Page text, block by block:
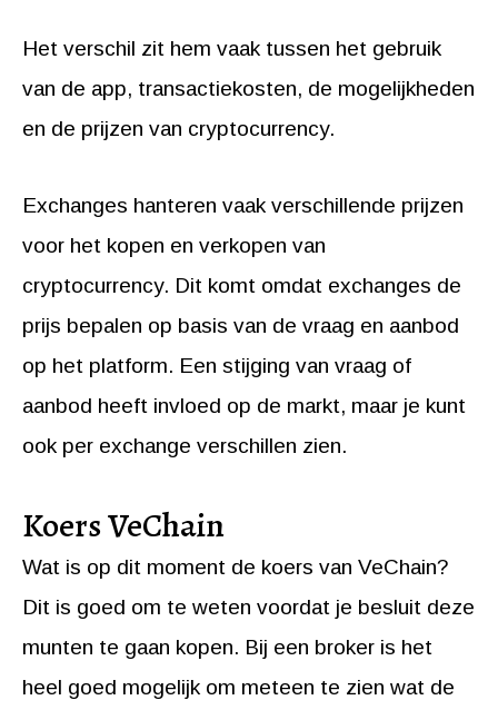
Het verschil zit hem vaak tussen het gebruik
van de app, transactiekosten, de mogelijkheden
en de prijzen van cryptocurrency.
Exchanges hanteren vaak verschillende prijzen
voor het kopen en verkopen van
cryptocurrency. Dit komt omdat exchanges de
prijs bepalen op basis van de vraag en aanbod
op het platform. Een stijging van vraag of
aanbod heeft invloed op de markt, maar je kunt
ook per exchange verschillen zien.
Koers VeChain
Wat is op dit moment de koers van VeChain?
Dit is goed om te weten voordat je besluit deze
munten te gaan kopen. Bij een broker is het
heel goed mogelijk om meteen te zien wat de